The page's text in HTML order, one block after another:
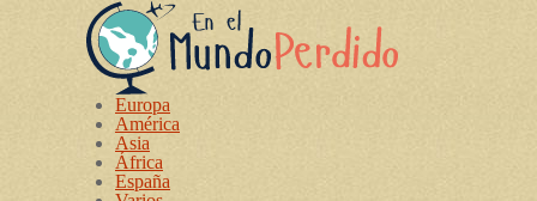
Europa
América
Asia
África
España